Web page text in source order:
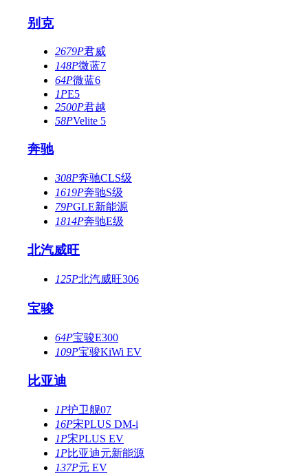
别克
2679P君威
148P微蓝7
64P微蓝6
1PE5
2500P君越
58PVelite 5
奔驰
308P奔驰CLS级
1619P奔驰S级
79PGLE新能源
1814P奔驰E级
北汽威旺
125P北汽威旺306
宝骏
64P宝骏E300
109P宝骏KiWi EV
比亚迪
1P护卫舰07
16P宋PLUS DM-i
1P宋PLUS EV
1P比亚迪元新能源
137P元 EV